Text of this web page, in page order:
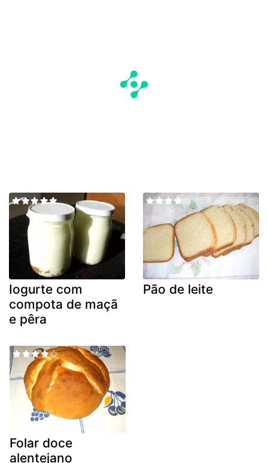
Iogurte com
compota de maçã
e pêra
Pão de leite
Folar doce
alentejano